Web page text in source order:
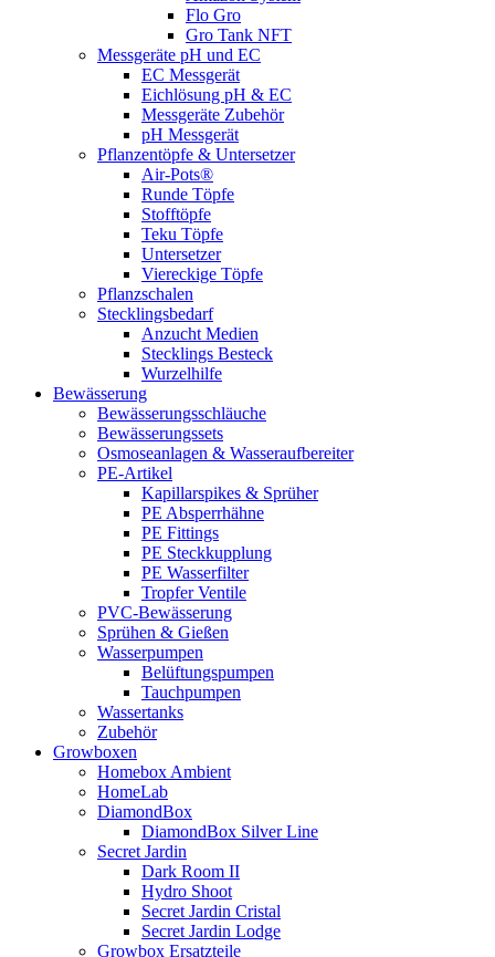
Flo Gro
Gro Tank NFT
Messgeräte pH und EC
EC Messgerät
Eichlösung pH & EC
Messgeräte Zubehör
pH Messgerät
Pflanzentöpfe & Untersetzer
Air-Pots®
Runde Töpfe
Stofftöpfe
Teku Töpfe
Untersetzer
Viereckige Töpfe
Pflanzschalen
Stecklingsbedarf
Anzucht Medien
Stecklings Besteck
Wurzelhilfe
Bewässerung
Bewässerungsschläuche
Bewässerungssets
Osmoseanlagen & Wasseraufbereiter
PE-Artikel
Kapillarspikes & Sprüher
PE Absperrhähne
PE Fittings
PE Steckkupplung
PE Wasserfilter
Tropfer Ventile
PVC-Bewässerung
Sprühen & Gießen
Wasserpumpen
Belüftungspumpen
Tauchpumpen
Wassertanks
Zubehör
Growboxen
Homebox Ambient
HomeLab
DiamondBox
DiamondBox Silver Line
Secret Jardin
Dark Room II
Hydro Shoot
Secret Jardin Cristal
Secret Jardin Lodge
Growbox Ersatzteile